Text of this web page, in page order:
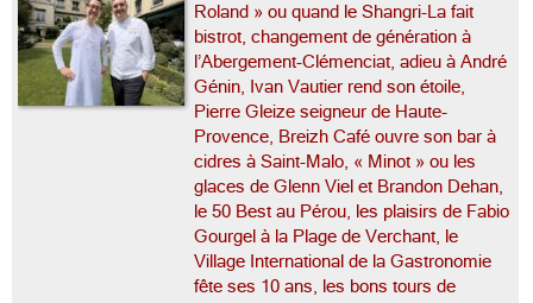
Roland » ou quand le Shangri-La fait
bistrot, changement de génération à
l’Abergement-Clémenciat, adieu à André
Génin, Ivan Vautier rend son étoile,
Pierre Gleize seigneur de Haute-
Provence, Breizh Café ouvre son bar à
cidres à Saint-Malo, « Minot » ou les
glaces de Glenn Viel et Brandon Dehan,
le 50 Best au Pérou, les plaisirs de Fabio
Gourgel à la Plage de Verchant, le
Village International de la Gastronomie
fête ses 10 ans, les bons tours de